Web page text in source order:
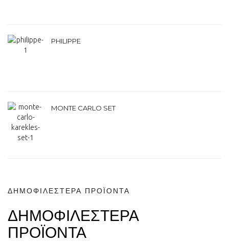
PHILIPPE
MONTE CARLO SET
ΔΗΜΟΦΙΛΕΣΤΕΡΑ ΠΡΟΪΟΝΤΑ
ΔΗΜΟΦΙΛΕΣΤΕΡΑ
ΠΡΟΪΟΝΤΑ